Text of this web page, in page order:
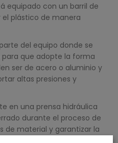
equipado con un barril de
plástico de manera
parte del equipo donde se
que adopte la forma
ser de acero o aluminio y
altas presiones y
en una prensa hidráulica
durante el proceso de
de material y garantizar la